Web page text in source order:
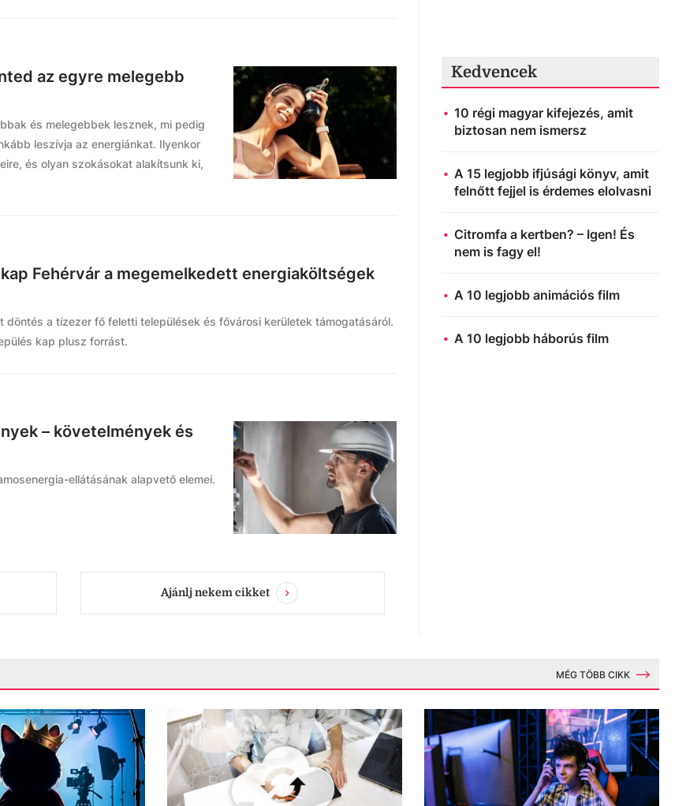
az egyre melegebb
és melegebbek lesznek, mi pedig
leszívja az energiánkat. Ilyenkor
és olyan szokásokat alakítsunk ki,
Fehérvár a megemelkedett energiaköltségek
a tízezer fő feletti települések és fővárosi kerületek támogatásáról.
kap plusz forrást.
– követelmények és
ellátásának alapvető elemei.
Ajánlj nekem cikket
Kedvencek
10 régi magyar kifejezés, amit
biztosan nem ismersz
A 15 legjobb ifjúsági könyv, amit
felnőtt fejjel is érdemes elolvasni
Citromfa a kertben? – Igen! És
nem is fagy el!
A 10 legjobb animációs film
A 10 legjobb háborús film
MÉG TÖBB CIKK